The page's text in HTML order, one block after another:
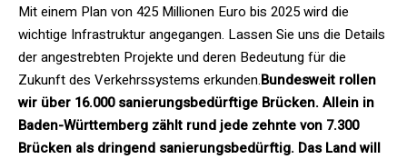
Mit einem Plan von 425 Millionen Euro bis 2025 wird die
wichtige Infrastruktur angegangen. Lassen Sie uns die Details
der angestrebten Projekte und deren Bedeutung für die
Zukunft des Verkehrssystems erkunden.Bundesweit rollen
wir über 16.000 sanierungsbedürftige Brücken. Allein in
Baden-Württemberg zählt rund jede zehnte von 7.300
Brücken als dringend sanierungsbedürftig. Das Land will